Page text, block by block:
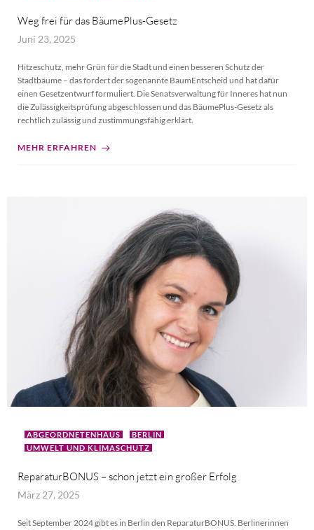
Weg frei für das BäumePlus-Gesetz
Juni 23, 2025
Hitzeschutz, mehr Grün für die Stadt und einen besseren Schutz der
Stadtbäume – das fordert der sogenannte BaumEntscheid und hat dafür
einen Gesetzentwurf formuliert. Die Senatsverwaltung für Inneres hat nun
die Zulässigkeitsprüfung abgeschlossen und das BäumePlus-Gesetz als
rechtlich zulässig und zustimmungsfähig erklärt.
MEHR ERFAHREN
ABGEORDNETENHAUS
BERLIN
UMWELT UND KLIMASCHUTZ
ReparaturBONUS – schon jetzt ein großer Erfolg
März 27, 2025
Seit September 2024 gibt es in Berlin den ReparaturBONUS. Berlinerinnen